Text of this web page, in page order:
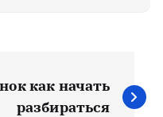
как начать
разбираться